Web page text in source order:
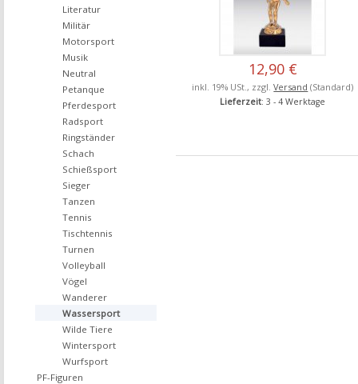
12,90 €
inkl. 19% USt., zzgl.Versand (Standard)
Lieferzeit: 3 - 4 Werktage
Literatur
Militär
Motorsport
Musik
Neutral
Petanque
Pferdesport
Radsport
Ringständer
Schach
Schießsport
Sieger
Tanzen
Tennis
Tischtennis
Turnen
Volleyball
Vögel
Wanderer
Wassersport
Wilde Tiere
Wintersport
Wurfsport
PF-Figuren